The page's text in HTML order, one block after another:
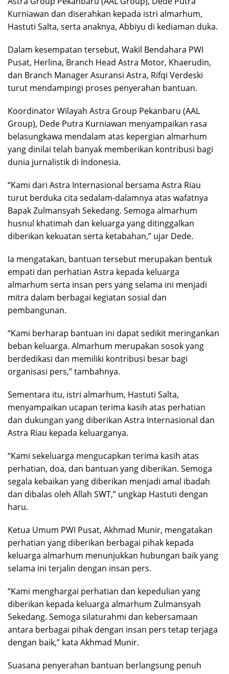
Kurniawan dan diserahkan kepada istri almarhum,
Hastuti Salta, serta anaknya, Abbiyu di kediaman duka.
Dalam kesempatan tersebut, Wakil Bendahara PWI
Pusat, Herlina, Branch Head Astra Motor, Khaerudin,
dan Branch Manager Asuransi Astra, Rifqi Verdeski
turut mendampingi proses penyerahan bantuan.
Koordinator Wilayah Astra Group Pekanbaru (AAL
Group), Dede Putra Kurniawan menyampaikan rasa
belasungkawa mendalam atas kepergian almarhum
yang dinilai telah banyak memberikan kontribusi bagi
dunia jurnalistik di Indonesia.
“Kami dari Astra Internasional bersama Astra Riau
turut berduka cita sedalam-dalamnya atas wafatnya
Bapak Zulmansyah Sekedang. Semoga almarhum
husnul khatimah dan keluarga yang ditinggalkan
diberikan kekuatan serta ketabahan,” ujar Dede.
Ia mengatakan, bantuan tersebut merupakan bentuk
empati dan perhatian Astra kepada keluarga
almarhum serta insan pers yang selama ini menjadi
mitra dalam berbagai kegiatan sosial dan
pembangunan.
“Kami berharap bantuan ini dapat sedikit meringankan
beban keluarga. Almarhum merupakan sosok yang
berdedikasi dan memiliki kontribusi besar bagi
organisasi pers,” tambahnya.
Sementara itu, istri almarhum, Hastuti Salta,
menyampaikan ucapan terima kasih atas perhatian
dan dukungan yang diberikan Astra Internasional dan
Astra Riau kepada keluarganya.
“Kami sekeluarga mengucapkan terima kasih atas
perhatian, doa, dan bantuan yang diberikan. Semoga
segala kebaikan yang diberikan menjadi amal ibadah
dan dibalas oleh Allah SWT,” ungkap Hastuti dengan
haru.
Ketua Umum PWI Pusat, Akhmad Munir, mengatakan
perhatian yang diberikan berbagai pihak kepada
keluarga almarhum menunjukkan hubungan baik yang
selama ini terjalin dengan insan pers.
“Kami menghargai perhatian dan kepedulian yang
diberikan kepada keluarga almarhum Zulmansyah
Sekedang. Semoga silaturahmi dan kebersamaan
antara berbagai pihak dengan insan pers tetap terjaga
dengan baik,” kata Akhmad Munir.
Suasana penyerahan bantuan berlangsung penuh